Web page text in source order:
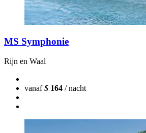
MS Symphonie
Rijn en Waal
vanaf$ 164 / nacht